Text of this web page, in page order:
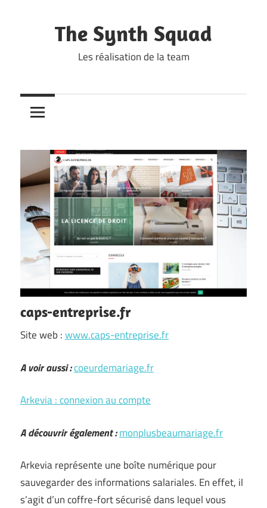
The Synth Squad
Les réalisation de la team
caps-entreprise.fr
Site web :www.caps-entreprise.fr
A voir aussi :coeurdemariage.fr
Arkevia : connexion au compte
A découvrir également :monplusbeaumariage.fr
Arkevia représente une boîte numérique pour
sauvegarder des informations salariales. En effet, il
s’agit d’un coffre-fort sécurisé dans lequel vous